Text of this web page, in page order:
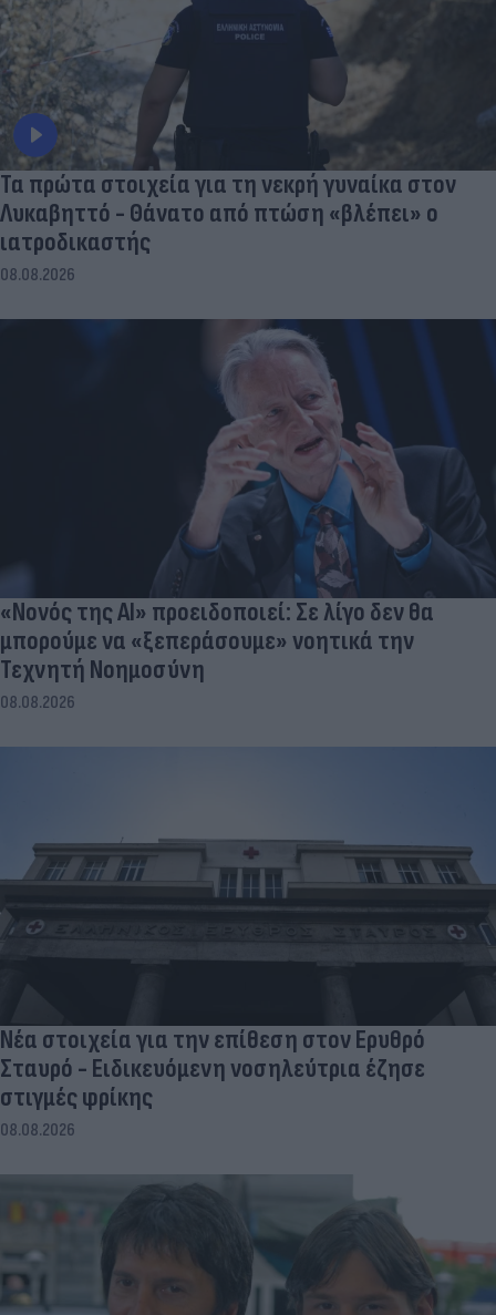
Τα πρώτα στοιχεία για τη νεκρή γυναίκα στον
Λυκαβηττό - Θάνατο από πτώση «βλέπει» ο
ιατροδικαστής
08.08.2026
«Νονός της AI» προειδοποιεί: Σε λίγο δεν θα
μπορούμε να «ξεπεράσουμε» νοητικά την
Τεχνητή Νοημοσύνη
08.08.2026
Νέα στοιχεία για την επίθεση στον Ερυθρό
Σταυρό - Ειδικευόμενη νοσηλεύτρια έζησε
στιγμές φρίκης
08.08.2026